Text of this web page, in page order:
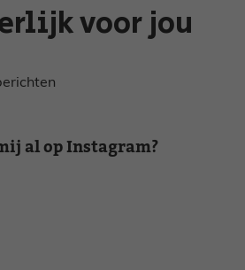
voor jou
al op Instagram?